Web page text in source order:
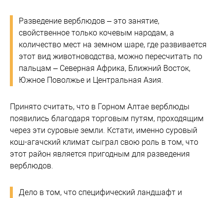
Разведение верблюдов – это занятие,
свойственное только кочевым народам, а
количество мест на земном шаре, где развивается
этот вид животноводства, можно пересчитать по
пальцам – Северная Африка, Ближний Восток,
Южное Поволжье и Центральная Азия.
Принято считать, что в Горном Алтае верблюды
появились благодаря торговым путям, проходящим
через эти суровые земли. Кстати, именно суровый
кош-агачский климат сыграл свою роль в том, что
этот район является пригодным для разведения
верблюдов.
Дело в том, что специфический ландшафт и